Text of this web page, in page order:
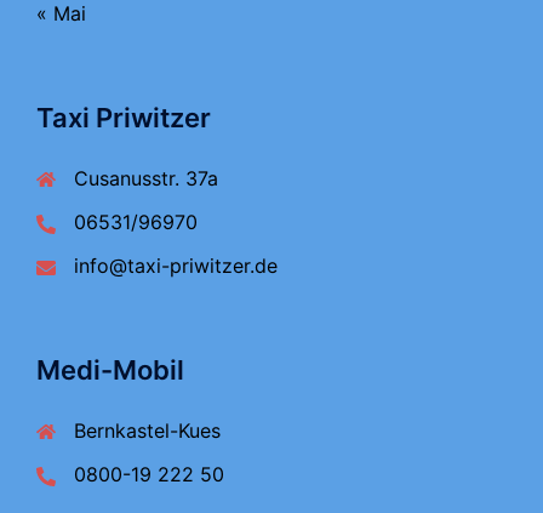
« Mai
Taxi Priwitzer
Cusanusstr. 37a
06531/96970
info@taxi-priwitzer.de
Medi-Mobil
Bernkastel-Kues
0800-19 222 50